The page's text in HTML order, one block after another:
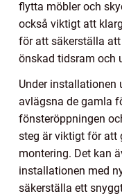
flytta möbler och
också viktigt att
för att säkerställa
önskad tidsram och
Under installationen
avlägsna de gamla
fönsteröppningen
steg är viktigt för att
montering. Det kan
installationen med
säkerställa ett